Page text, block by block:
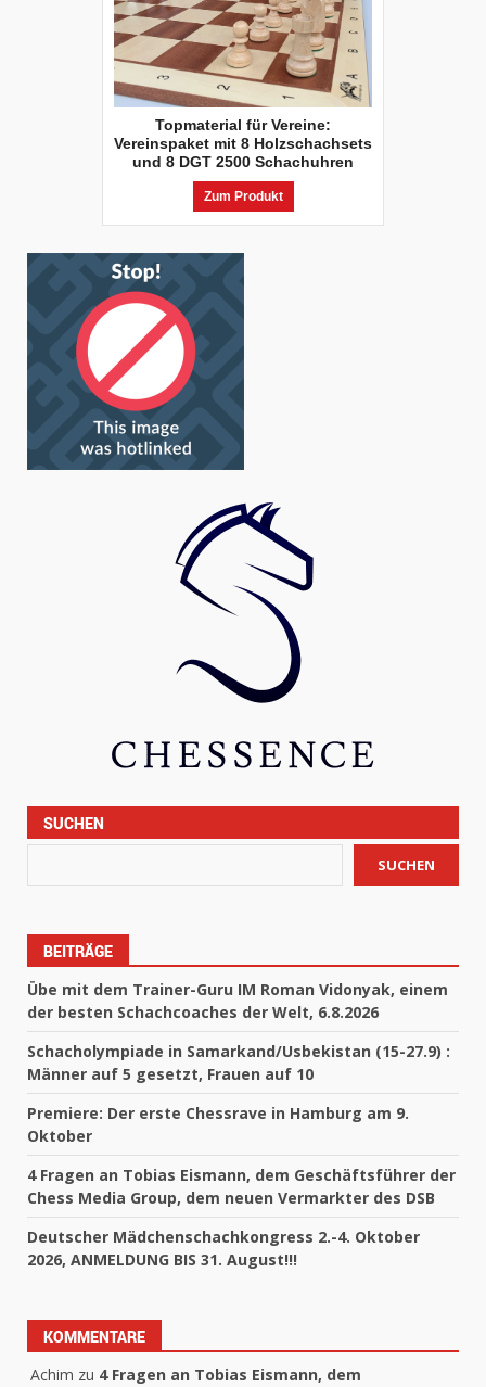
Topmaterial für Vereine:
Vereinspaket mit 8 Holzschachsets
und 8 DGT 2500 Schachuhren
Zum Produkt
SUCHEN
SUCHEN
BEITRÄGE
Übe mit dem Trainer-Guru IM Roman Vidonyak, einem
der besten Schachcoaches der Welt, 6.8.2026
Schacholympiade in Samarkand/Usbekistan (15-27.9) :
Männer auf 5 gesetzt, Frauen auf 10
Premiere: Der erste Chessrave in Hamburg am 9.
Oktober
4 Fragen an Tobias Eismann, dem Geschäftsführer der
Chess Media Group, dem neuen Vermarkter des DSB
Deutscher Mädchenschachkongress 2.-4. Oktober
2026, ANMELDUNG BIS 31. August!!!
KOMMENTARE
Achim zu 4 Fragen an Tobias Eismann, dem